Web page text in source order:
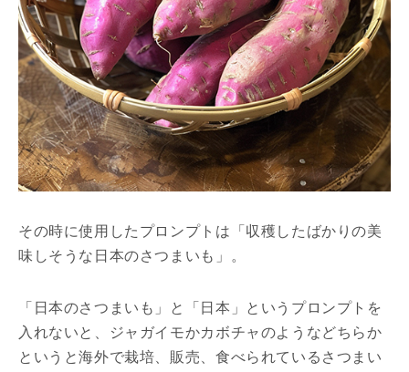
その時に使用したプロンプトは「収穫したばかりの美
味しそうな日本のさつまいも」。
「日本のさつまいも」と「日本」というプロンプトを
入れないと、ジャガイモかカボチャのようなどちらか
というと海外で栽培、販売、食べられているさつまい